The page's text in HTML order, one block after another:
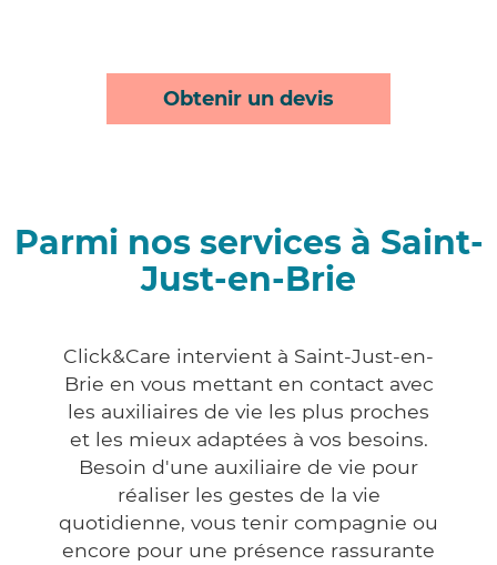
Obtenir un devis
Parmi nos services à Saint-
Just-en-Brie
Click&Care intervient à Saint-Just-en-
Brie en vous mettant en contact avec
les auxiliaires de vie les plus proches
et les mieux adaptées à vos besoins.
Besoin d'une auxiliaire de vie pour
réaliser les gestes de la vie
quotidienne, vous tenir compagnie ou
encore pour une présence rassurante